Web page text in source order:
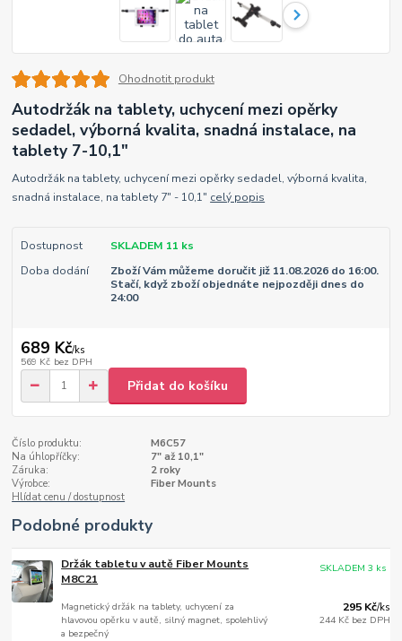
Ohodnotit produkt
Autodržák na tablety, uchycení mezi opěrky
sedadel, výborná kvalita, snadná instalace, na
tablety 7-10,1"
Autodržák na tablety, uchycení mezi opěrky sedadel, výborná kvalita,
snadná instalace, na tablety 7" - 10,1" celý popis
Dostupnost
SKLADEM 11 ks
Doba dodání
Zboží Vám můžeme doručit již 11.08.2026 do 16:00.
Stačí, když zboží objednáte nejpozději dnes do
24:00
689 Kč/ks
569 Kč bez DPH
Přidat do košíku
Číslo produktu:
M6C57
Na úhlopříčky:
7" až 10,1"
Záruka:
2 roky
Výrobce:
Fiber Mounts
Hlídat cenu / dostupnost
Podobné produkty
Držák tabletu v autě Fiber Mounts
M8C21
Magnetický držák na tablety, uchycení za
hlavovou opěrku v autě, silný magnet, spolehlivý
a bezpečný
295 Kč/ks
244 Kč bez DPH
SKLADEM 3 ks